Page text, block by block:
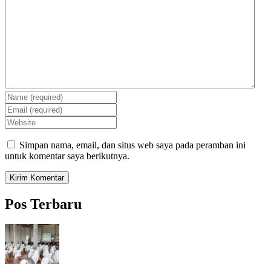
Simpan nama, email, dan situs web saya pada peramban ini
untuk komentar saya berikutnya.
Pos Terbaru